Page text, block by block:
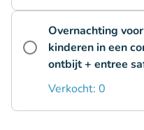
Overnachting
kinderen in een
ontbijt + entree
Verkocht: 0